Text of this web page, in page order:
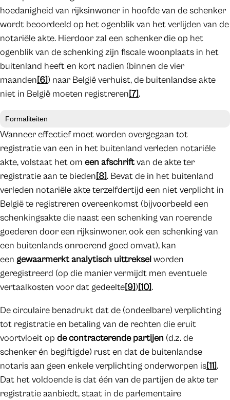
hoedanigheid van rijksinwoner in hoofde van de schenker
wordt beoordeeld op het ogenblik van het verlijden van de
notariële akte. Hierdoor zal een schenker die op het
ogenblik van de schenking zijn fiscale woonplaats in het
buitenland heeft en kort nadien (binnen de vier
maanden[6]) naar België verhuist, de buitenlandse akte
niet in België moeten registreren[7].
Formaliteiten
Wanneer effectief moet worden overgegaan tot
registratie van een in het buitenland verleden notariële
akte, volstaat het om een afschriftvan de akte ter
registratie aan te bieden[8]. Bevat de in het buitenland
verleden notariële akte terzelfdertijd een niet verplicht in
België te registreren overeenkomst (bijvoorbeeld een
schenkingsakte die naast een schenking van roerende
goederen door een rijksinwoner, ook een schenking van
een buitenlands onroerend goed omvat), kan
een gewaarmerkt analytisch uittrekselworden
geregistreerd (op die manier vermijdt men eventuele
vertaalkosten voor dat gedeelte[9])[10].
De circulaire benadrukt dat de (ondeelbare) verplichting
tot registratie en betaling van de rechten die eruit
voortvloeit op de contracterende partijen (d.z. de
schenker én begiftigde) rust en dat de buitenlandse
notaris aan geen enkele verplichting onderworpen is[11].
Dat het voldoende is dat één van de partijen de akte ter
registratie aanbiedt, staat in de parlementaire